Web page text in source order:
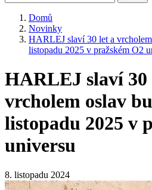
Domů
Novinky
HARLEJ slaví 30 let a
listopadu 2025 v pražském O2
HARLEJ slaví 30
vrcholem oslav
listopadu 2025 v
universu
8. listopadu 2024